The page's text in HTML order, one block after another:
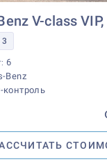
V-class
3
6
Benz